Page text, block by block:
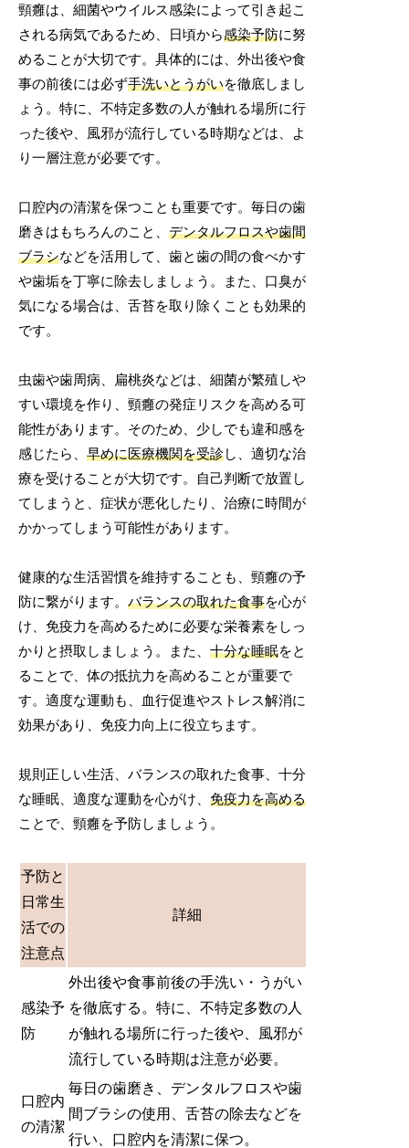
頸癰は、細菌やウイルス感染によって引き起こ
される病気であるため、日頃から感染予防に努
めることが大切です。具体的には、外出後や食
事の前後には必ず手洗いとうがいを徹底しまし
ょう。特に、不特定多数の人が触れる場所に行
った後や、風邪が流行している時期などは、よ
り一層注意が必要です。
口腔内の清潔を保つことも重要です。毎日の歯
磨きはもちろんのこと、デンタルフロスや歯間
ブラシなどを活用して、歯と歯の間の食べかす
や歯垢を丁寧に除去しましょう。また、口臭が
気になる場合は、舌苔を取り除くことも効果的
です。
虫歯や歯周病、扁桃炎などは、細菌が繁殖しや
すい環境を作り、頸癰の発症リスクを高める可
能性があります。そのため、少しでも違和感を
感じたら、早めに医療機関を受診し、適切な治
療を受けることが大切です。自己判断で放置し
てしまうと、症状が悪化したり、治療に時間が
かかってしまう可能性があります。
健康的な生活習慣を維持することも、頸癰の予
防に繋がります。バランスの取れた食事を心が
け、免疫力を高めるために必要な栄養素をしっ
かりと摂取しましょう。また、十分な睡眠をと
ることで、体の抵抗力を高めることが重要で
す。適度な運動も、血行促進やストレス解消に
効果があり、免疫力向上に役立ちます。
規則正しい生活、バランスの取れた食事、十分
な睡眠、適度な運動を心がけ、免疫力を高める
ことで、頸癰を予防しましょう。
予防と
日常生
活での
注意点
詳細
感染予
防
外出後や食事前後の手洗い・うがい
を徹底する。特に、不特定多数の人
が触れる場所に行った後や、風邪が
流行している時期は注意が必要。
口腔内
の清潔
毎日の歯磨き、デンタルフロスや歯
間ブラシの使用、舌苔の除去などを
行い、口腔内を清潔に保つ。